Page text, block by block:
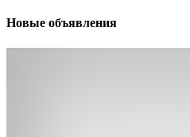
Новые объявления